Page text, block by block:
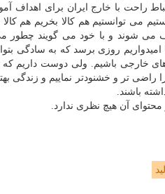
راحت با خارج ایران برای
می توانستیم هم کالا بخریم هم کالا
می شوند و با خود می گویند چطور
روزی برسد که به سادگی
خارجی باشیم. ولی دوست داریم که
راضی تر و خشنودتر نماییم و زندگی
باشند.
آن هیچ نظری ندارد.